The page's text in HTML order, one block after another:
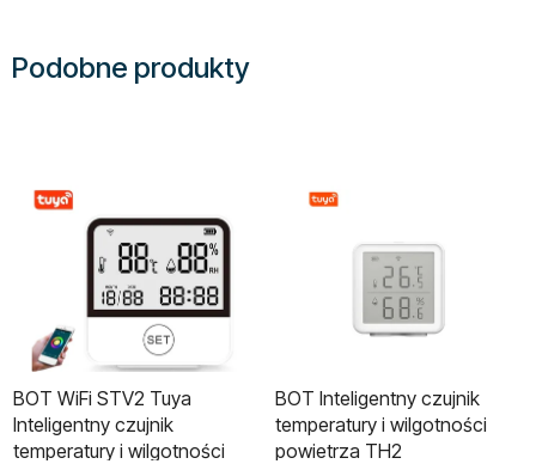
Podobne produkty
BOT WiFi STV2 Tuya
Inteligentny czujnik
temperatury i wilgotności
BOT Inteligentny czujnik
temperatury i wilgotności
powietrza TH2